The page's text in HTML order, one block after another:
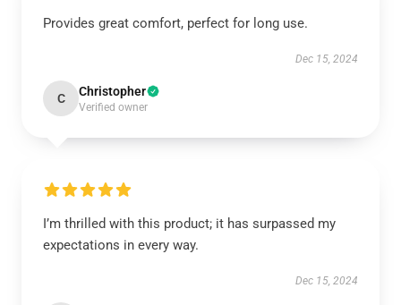
Provides great comfort, perfect for long use.
Dec 15, 2024
C Christopher
Verified owner
I’m thrilled with this product; it has surpassed my
expectations in every way.
Dec 15, 2024